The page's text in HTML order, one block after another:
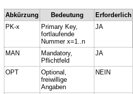
Abkürzung Bedeutung
Erforderlich
PK-x
Primary Key,
fortlaufende
Nummer x=1..n
JA
MAN
Mandatory,
Pflichtfeld
JA
OPT
Optional,
freiwillige
Angaben
NEIN